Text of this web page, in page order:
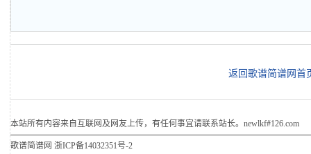
返回歌谱简谱网首
本站所有内容来自互联网及网友上传，有任何事宜请联系站长。newlkf#126.com
歌谱简谱网 浙ICP备14032351号-2